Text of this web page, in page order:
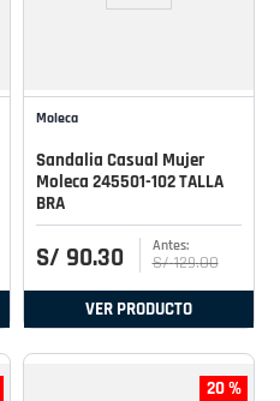
Moleca
Sandalia Casual Mujer
Moleca 245501-102 TALLA
BRA
S/ 90.30 S/ 129.00
VER PRODUCTO
20 %